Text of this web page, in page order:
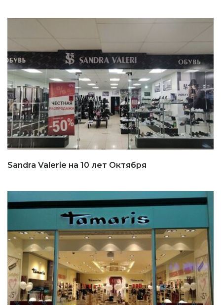
Sandra Valerie на 10 лет Октября